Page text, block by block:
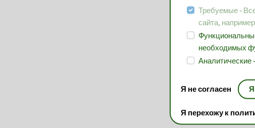
Требуемые -
сайта,
необходимых
Аналитические
Я не согласен Я
Я перехожу к